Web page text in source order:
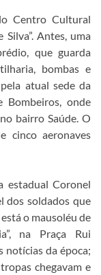
Centro Cultural
Antes, uma
que guarda
bombas e
atual sede da
onde
bairro Saúde. O
cinco aeronaves
estadual Coronel
dos soldados que
o mausoléu de
na Praça Rui
notícias da época;
chegavam e